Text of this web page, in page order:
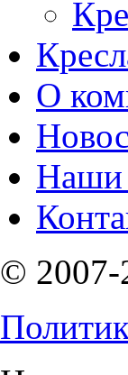
О
Наши
© 2007-